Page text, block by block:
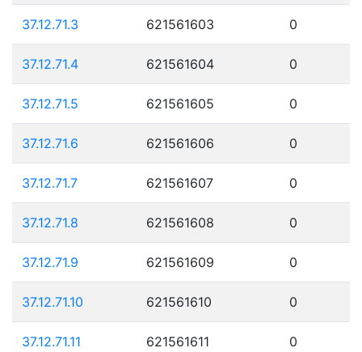
37.12.71.3 621561603 0
37.12.71.4 621561604 0
37.12.71.5 621561605 0
37.12.71.6 621561606 0
37.12.71.7 621561607 0
37.12.71.8 621561608 0
37.12.71.9 621561609 0
37.12.71.10 621561610 0
37.12.71.11 621561611 0